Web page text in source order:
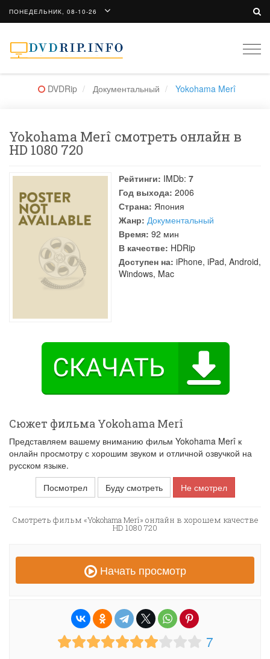
ПОНЕДЕЛЬНИК, 08-10-26
DVDRip Документальный Yokohama Merî
Yokohama Merî смотреть онлайн в
HD 1080 720
Рейтинги: IMDb: 7
Год выхода: 2006
Страна: Япония
Жанр: Документальный
Время: 92 мин
В качестве: HDRip
Доступен на: iPhone, iPad, Android,
Windows, Mac
Сюжет фильма Yokohama Merî
Представляем вашему вниманию фильм Yokohama Merî к
онлайн просмотру с хорошим звуком и отличной озвучкой на
русском языке.
Посмотрел
Буду смотреть Не смотрел
Смотреть фильм «Yokohama Merî» онлайн в хорошем качестве
HD 1080 720
Начать просмотр
7